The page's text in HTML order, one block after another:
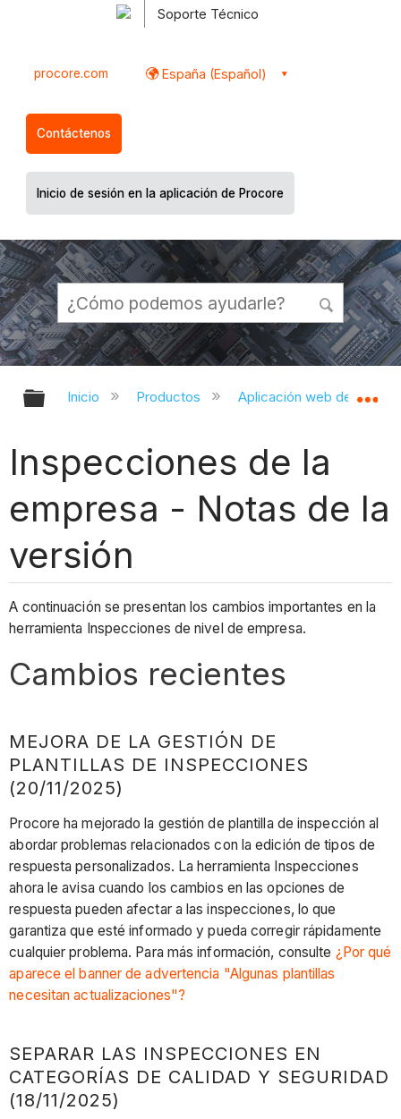
Soporte Técnico
procore.com España (Español)
Contáctenos
Inicio de sesión en la aplicación de Procore
Expandir/contraer jerarquía global
Inicio Productos Aplicación web de
Inspecciones de la
empresa - Notas de la
versión
A continuación se presentan los cambios importantes en la
herramienta Inspecciones de nivel de empresa.
Cambios recientes
MEJORA DE LA GESTIÓN DE
PLANTILLAS DE INSPECCIONES
(20/11/2025)
Procore ha mejorado la gestión de plantilla de inspección al
abordar problemas relacionados con la edición de tipos de
respuesta personalizados. La herramienta Inspecciones
ahora le avisa cuando los cambios en las opciones de
respuesta pueden afectar a las inspecciones, lo que
garantiza que esté informado y pueda corregir rápidamente
cualquier problema. Para más información, consulte ¿Por qué
aparece el banner de advertencia "Algunas plantillas
necesitan actualizaciones"?
SEPARAR LAS INSPECCIONES EN
CATEGORÍAS DE CALIDAD Y SEGURIDAD
(18/11/2025)